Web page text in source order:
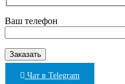
Ваш телефон
Чат в Telegram